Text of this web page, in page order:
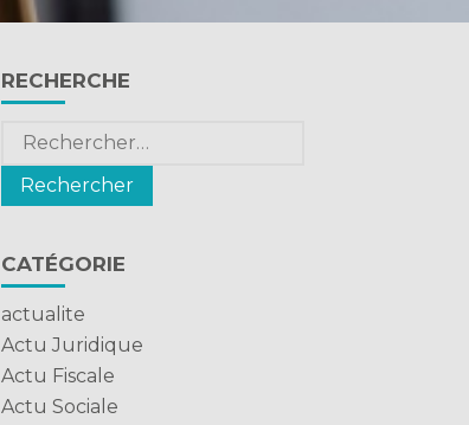
Blog
sidebar
RECHERCHE
Rechercher :
CATÉGORIE
actualite
Actu Juridique
Actu Fiscale
Actu Sociale